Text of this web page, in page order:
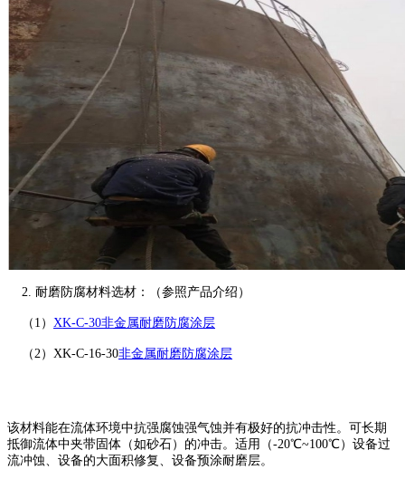
2. 耐磨防腐材料选材：（参照产品介绍）
（1） XK-C-30非金属耐磨防腐涂层
（2）XK-C-16-30非金属耐磨防腐涂层
该材料能在流体环境中抗强腐蚀强气蚀并有极好的抗冲击性。可长期
抵御流体中夹带固体（如砂石）的冲击。适用（-20℃~100℃）设备过
流冲蚀、设备的大面积修复、设备预涂耐磨层。